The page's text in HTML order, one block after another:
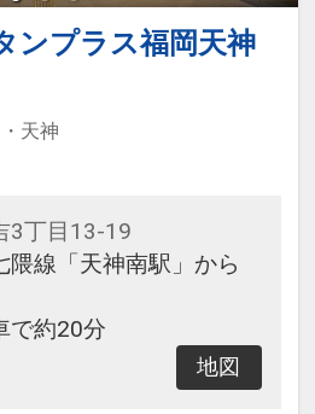
ンプラス福岡天神
天神
3丁目13-19
隈線「天神南駅」から
で約20分
地図